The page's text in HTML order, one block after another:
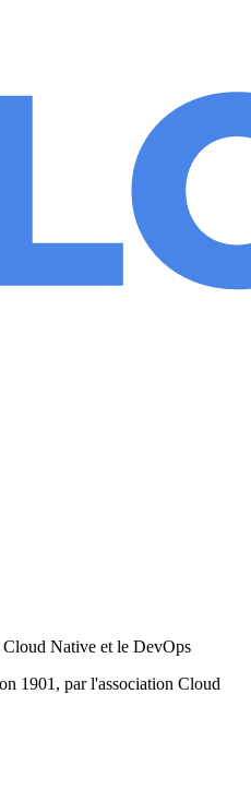
Cloud Native et le DevOps
1901, par l'association Cloud